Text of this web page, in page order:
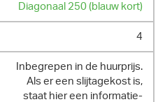
Diagonaal 250 (blauw kort)
4
Inbegrepen in de huurprijs.
Als er een slijtagekost is,
staat hier een informatie-